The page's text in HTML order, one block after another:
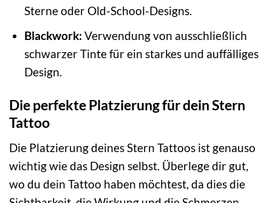
Sterne oder Old-School-Designs.
Blackwork: Verwendung von ausschließlich
schwarzer Tinte für ein starkes und auffälliges
Design.
Die perfekte Platzierung für dein Stern
Tattoo
Die Platzierung deines Stern Tattoos ist genauso
wichtig wie das Design selbst. Überlege dir gut,
wo du dein Tattoo haben möchtest, da dies die